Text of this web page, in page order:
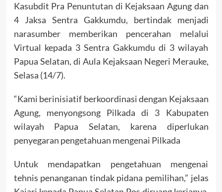
Kasubdit Pra Penuntutan di Kejaksaan Agung dan
4 Jaksa Sentra Gakkumdu, bertindak menjadi
narasumber memberikan pencerahan melalui
Virtual kepada 3 Sentra Gakkumdu di 3 wilayah
Papua Selatan, di Aula Kejaksaan Negeri Merauke,
Selasa (14/7).
“Kami berinisiatif berkoordinasi dengan Kejaksaan
Agung, menyongsong Pilkada di 3 Kabupaten
wilayah Papua Selatan, karena diperlukan
penyegaran pengetahuan mengenai Pilkada
Untuk mendapatkan pengetahuan mengenai
tehnis penanganan tindak pidana pemilihan,” jelas